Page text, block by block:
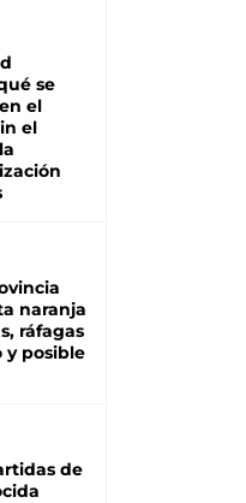
se
el
el
naranja
ráfagas
y posible
de